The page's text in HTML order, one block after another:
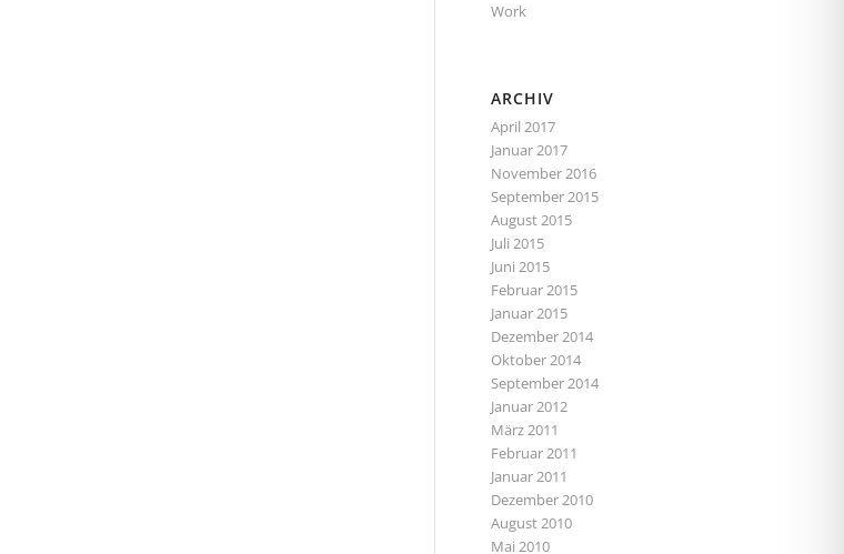
Work
ARCHIV
April 2017
Januar 2017
November 2016
September 2015
August 2015
Juli 2015
Juni 2015
Februar 2015
Januar 2015
Dezember 2014
Oktober 2014
September 2014
Januar 2012
März 2011
Februar 2011
Januar 2011
Dezember 2010
August 2010
Mai 2010